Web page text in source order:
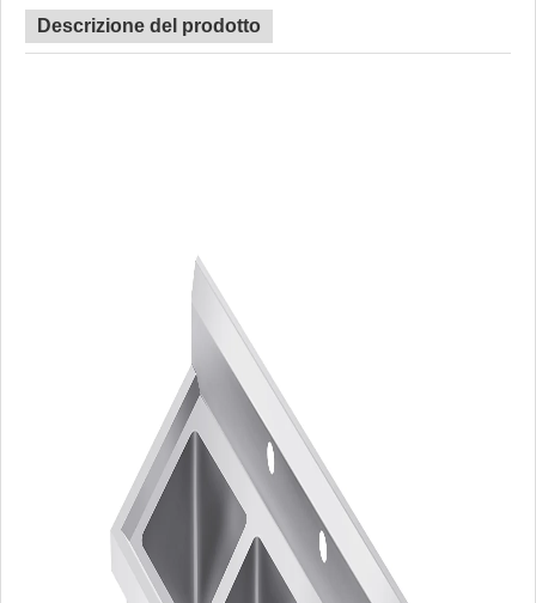
Descrizione del prodotto